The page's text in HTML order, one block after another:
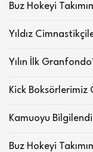
Buz Hokeyi
Yıldız
Yılın İlk
Kick Boksörlerimiz
Kamuoyu
Buz Hokeyi